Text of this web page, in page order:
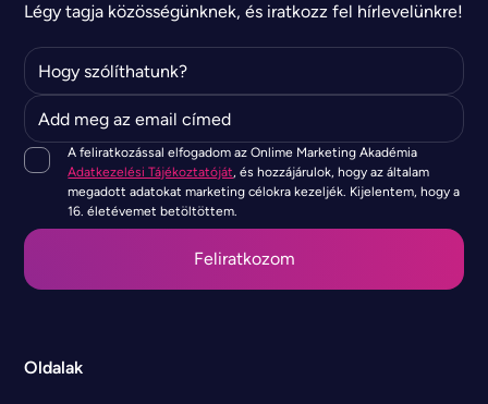
Légy tagja közösségünknek, és iratkozz fel hírlevelünkre!
A feliratkozással elfogadom az Onlime Marketing Akadémia
Adatkezelési Tájékoztatóját, és hozzájárulok, hogy az általam
megadott adatokat marketing célokra kezeljék. Kijelentem, hogy a
16. életévemet betöltöttem.
Oldalak